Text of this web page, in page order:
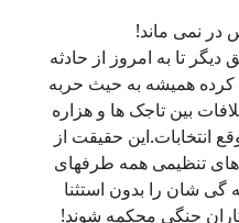
در نمی ماند!
دیگر تا به امروز از حادثه
همیشه به حیث حربه
بین تاجک ها و هزاره
انتخابات.این حقیقت از
تنظیمی همه طرفهای
گی شان را بدون استثنا
جنگی محکمه شوند!